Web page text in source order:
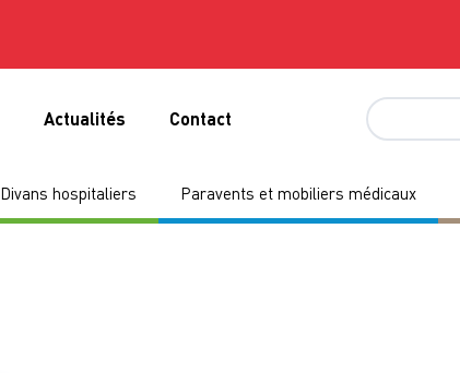
Actualités Contact
Divans hospitaliers Paravents et mobiliers médicaux